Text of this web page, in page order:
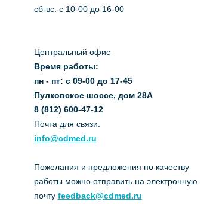
сб-вс: с 10-00 до 16-00
Центральный офис
Время работы:
пн - пт: с 09-00 до 17-45
Пулковское шоссе, дом 28А
8 (812) 600-47-12
Почта для связи:
info@cdmed.ru
Пожелания и предложения по качеству
работы можно отправить на электронную
почту feedback@cdmed.ru